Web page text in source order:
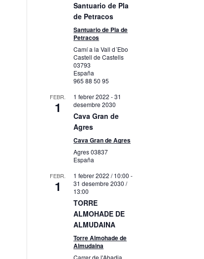
Santuario de Pla
de Petracos
Santuario de Pla de
Petracos
Camí a la Vall d´Ebo
Castell de Castells
03793
España
965 88 50 95
FEBR.
1
1 febrer 2022 -31
desembre 2030
Cava Gran de
Agres
Cava Gran de Agres
Agres03837
España
FEBR.
1
1 febrer 2022 / 10:00 -
31 desembre 2030 /
13:00
TORRE
ALMOHADE DE
ALMUDAINA
Torre Almohade de
Almudaina
Carrer de l'Abadia